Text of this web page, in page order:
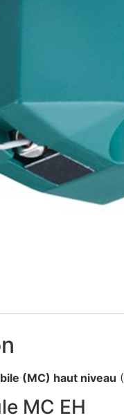
(MC) haut niveau
MC EH